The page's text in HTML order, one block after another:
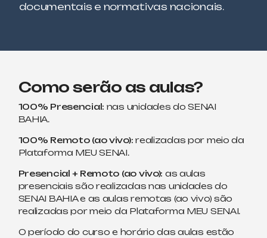
documentais e normativas nacionais.
Como serão as aulas?
100% Presencial: nas unidades do SENAI
BAHIA.
100% Remoto (ao vivo):realizadas por meio da
Plataforma MEU SENAI.
Presencial + Remoto (ao vivo): as aulas
presenciais são realizadas nas unidades do
SENAI BAHIA e as aulas remotas (ao vivo) são
realizadas por meio da Plataforma MEU SENAI.
O período do curso e horário das aulas estão